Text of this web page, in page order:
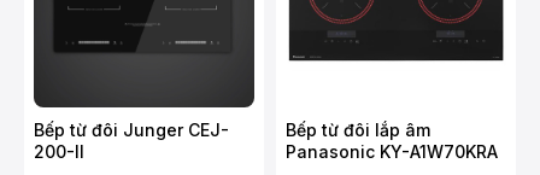
Bếp từ đôi Junger CEJ-
200-II
Bếp từ đôi lắp âm
Panasonic KY-A1W70KRA